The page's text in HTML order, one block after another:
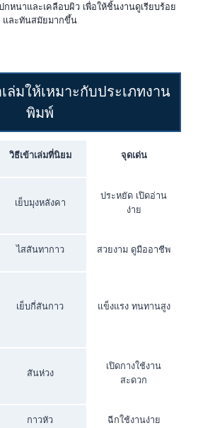
กหนาและเคลือบผิว เพื่อให้ชิ้นงานดูเรียบร้อย
และทันสมัยมากขึ้น
ล่มให้เหมาะกับประเภทงาน
พิมพ์
วิธีเข้าเล่มที่นิยม จุดเด่น
เย็บมุงหลังคา
ประหยัด เปิดอ่าน
ง่าย
ไสสันทากาว สวยงาม ดูมืออาชีพ
เย็บกี่สันกาว แข็งแรง ทนทานสูง
สันห่วง
เปิดกางใช้งาน
สะดวก
กาวหัว ฉีกใช้งานง่าย